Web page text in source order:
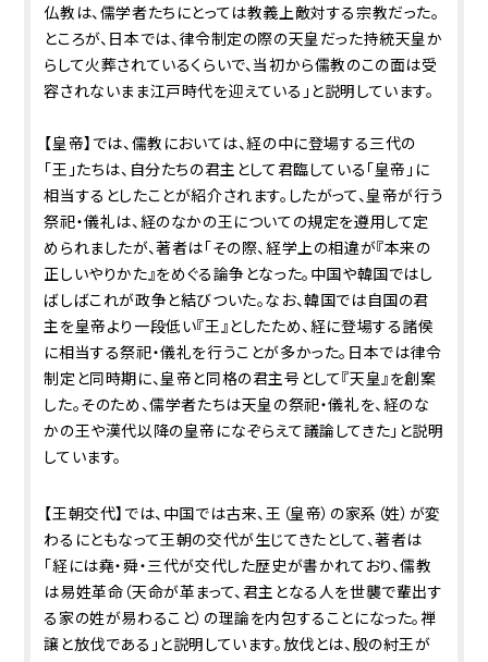
仏教は、儒学者たちにとっては教義上敵対する宗教だった。
ところが、日本では、律令制定の際の天皇だった持統天皇か
らして火葬されているくらいで、当初から儒教のこの面は受
容されないまま江戸時代を迎えている」と説明しています。
【皇帝】では、儒教においては、経の中に登場する三代の
「王」たちは、自分たちの君主として君臨している「皇帝」に
相当するとしたことが紹介されます。したがって、皇帝が行う
祭祀・儀礼は、経のなかの王についての規定を遵用して定
められましたが、著者は「その際、経学上の相違が『本来の
正しいやりかた』をめぐる論争となった。中国や韓国ではし
ばしばこれが政争と結びついた。なお、韓国では自国の君
主を皇帝より一段低い『王』としたため、経に登場する諸侯
に相当する祭祀・儀礼を行うことが多かった。日本では律令
制定と同時期に、皇帝と同格の君主号として『天皇』を創案
した。そのため、儒学者たちは天皇の祭祀・儀礼を、経のな
かの王や漢代以降の皇帝になぞらえて議論してきた」と説明
しています。
【王朝交代】では、中国では古来、王（皇帝）の家系（姓）が変
わるにともなって王朝の交代が生じてきたとして、著者は
「経には堯・舜・三代が交代した歴史が書かれており、儒教
は易姓革命（天命が革まって、君主となる人を世襲で輩出す
る家の姓が易わること）の理論を内包することになった。禅
譲と放伐である」と説明しています。放伐とは、殷の紂王が